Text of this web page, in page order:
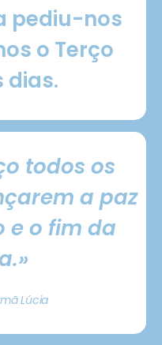
pediu-nos
o Terço
dias.
todos os
a paz
e o fim da
Lúcia